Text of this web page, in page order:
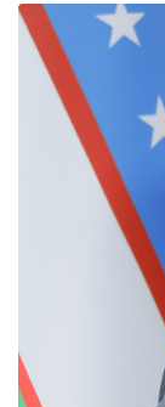
Объединенных
парламентов в
впервые
Мирзиёевым в